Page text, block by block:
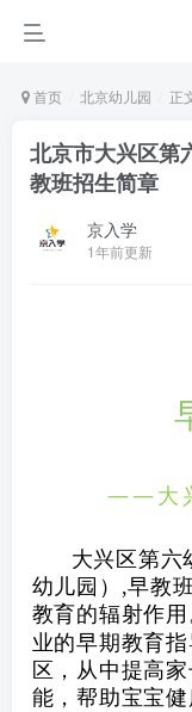
首页 北京幼儿园 正
北京市大兴区第
教班招生简章
京入学
1年前更新
——大
大兴区第六
幼儿园）,早教
教育的辐射作
业的早期教育指
区 ， 从中提高
能，帮助宝宝